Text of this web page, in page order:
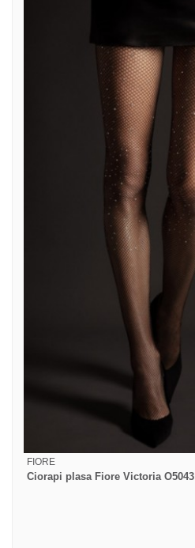
FIORE
Ciorapi plasa Fiore Victoria O5043